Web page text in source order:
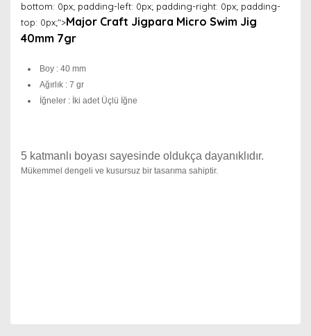
bottom: 0px; padding-left: 0px; padding-right: 0px; padding-
top: 0px;">Major Craft Jigpara Micro Swim Jig
40mm 7gr
Boy : 40 mm
Ağırlık : 7 gr
İğneler : İki adet Üçlü İğne
5 katmanlı boyası sayesinde oldukça dayanıklıdır.
Mükemmel dengeli ve kusursuz bir tasarıma sahiptir.